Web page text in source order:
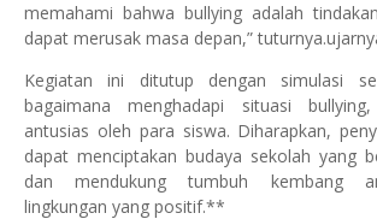
memahami bahwa bullying adalah
dapat merusak masa depan,”
Kegiatan ini ditutup dengan simulasi
bagaimana menghadapi situasi
antusias oleh para siswa. Diharapkan,
dapat menciptakan budaya sekolah yang
dan mendukung tumbuh kembang
lingkungan yang positif.**